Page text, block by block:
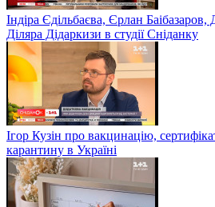
Індіра Єдільбаєва, Єрлан Баібазаров,
Діляра Дідаркизи в студії Сніданку
Ігор Кузін про вакцинацію,
карантину в Україні